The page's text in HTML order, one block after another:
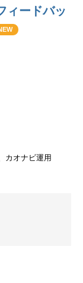
ィードバッ
カオナビ運用